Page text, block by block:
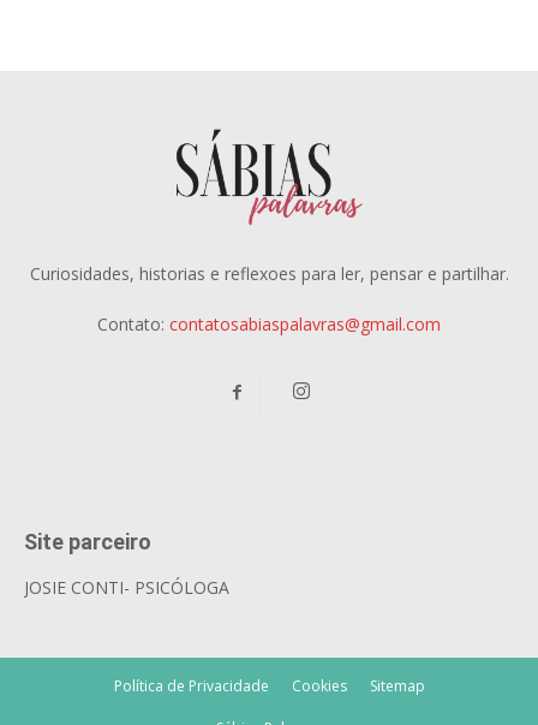
Curiosidades, historias e reflexoes para ler, pensar e partilhar.
Contato: contatosabiaspalavras@gmail.com
Site parceiro
JOSIE CONTI- PSICÓLOGA
Política de Privacidade Cookies Sitemap